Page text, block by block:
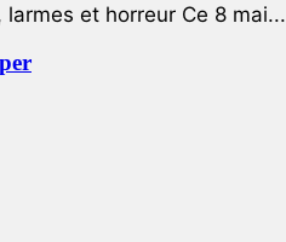
et horreur Ce 8 mai...